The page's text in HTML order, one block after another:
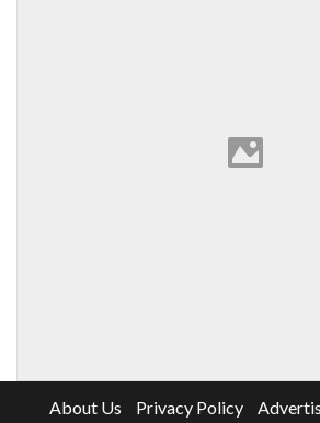
About Us Privacy Policy